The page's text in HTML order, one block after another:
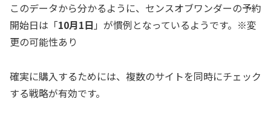
このデータから分かるように、センスオブワンダーの予約
開始日は「10月1日 」が慣例となっているようです。※変
更の可能性あり
確実に購入するためには、複数のサイトを同時にチェック
する戦略が有効です。